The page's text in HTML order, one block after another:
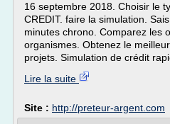
16 septembre 2018. Choisir le
CREDIT. faire la simulation.
minutes chrono. Comparez les
organismes. Obtenez le
projets. Simulation de crédit
Lire la suite
Site : http://preteur-argent.com